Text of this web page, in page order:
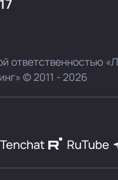
ответственностью
© 2011 - 2026
Tenchat RuTube